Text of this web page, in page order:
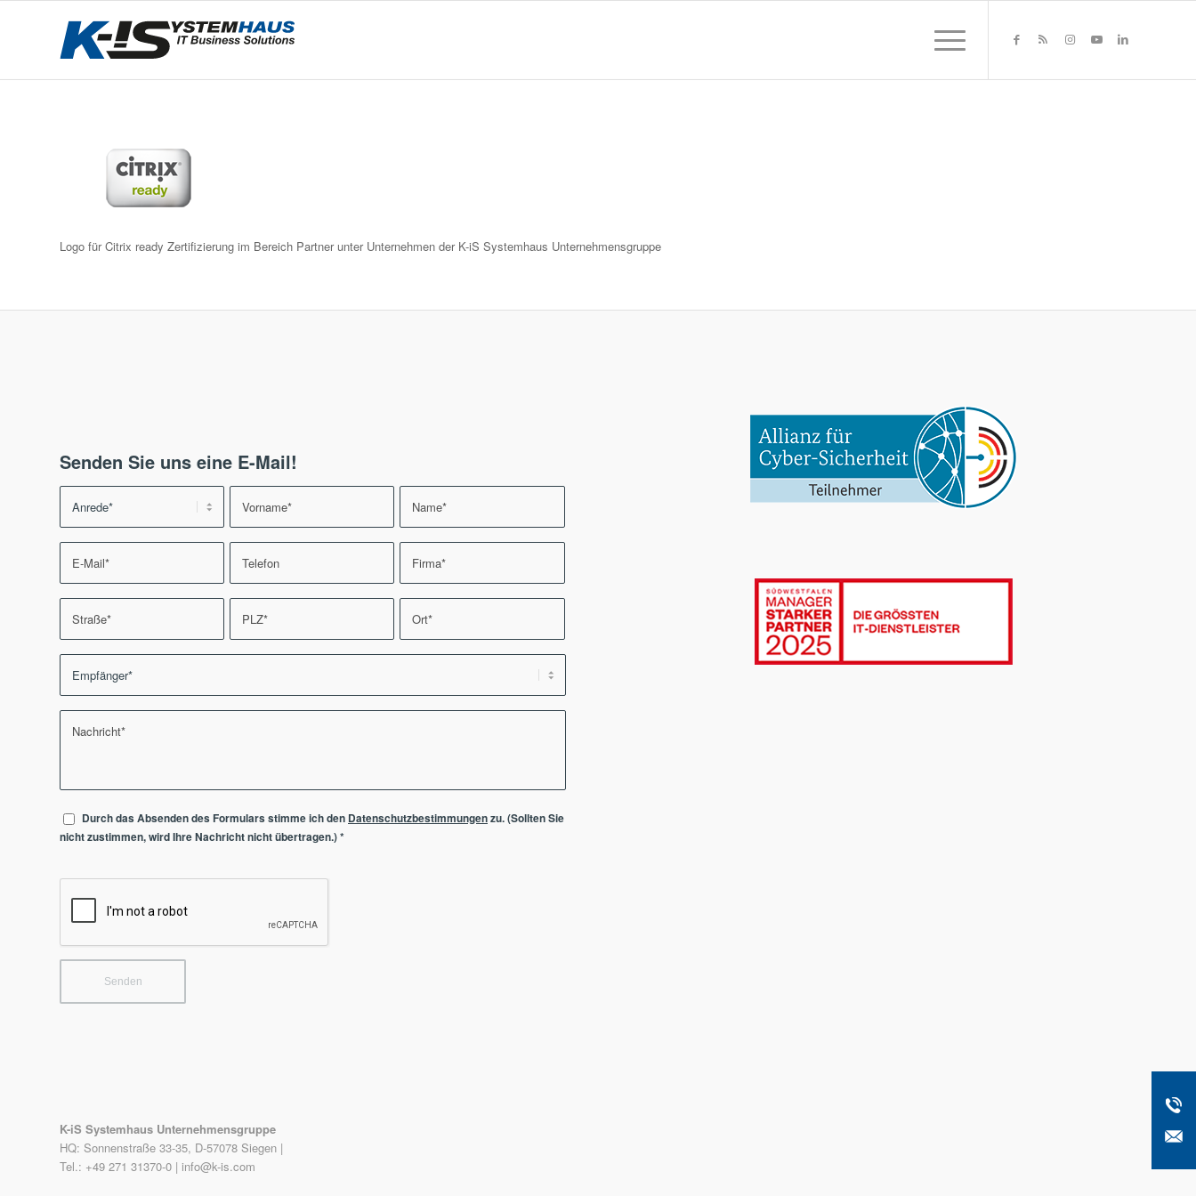
Logo für Citrix ready Zertifizierung im Bereich Partner unter Unternehmen der K-iS Systemhaus Unternehmensgruppe
Senden Sie uns eine E-Mail!
Durch das Absenden des Formulars stimme ich den Datenschutzbestimmungenzu. (Sollten Sie
nicht zustimmen, wird Ihre Nachricht nicht übertragen.)*
K-iS Systemhaus Unternehmensgruppe
HQ: Sonnenstraße 33-35, D-57078 Siegen |
Tel.: +49 271 31370-0 | info@k-is.com